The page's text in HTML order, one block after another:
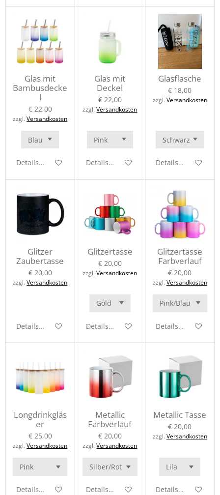
Glas mit
Bambusdecke
l
€ 22,00
zzgl.Versandkosten
Details anzeigen
Glas mit
Deckel
€ 22,00
zzgl.Versandkosten
Details anzeigen
Glasflasche
€ 18,00
zzgl. Versandkosten
Details anzeigen
Glitzer
Zaubertasse
€ 20,00
zzgl.Versandkosten
Details anzeigen
Glitzertasse
€ 20,00
zzgl.Versandkosten
Details anzeigen
Glitzertasse
Farbverlauf
€ 20,00
zzgl. Versandkosten
Details anzeigen
Longdrinkgläs
er
€ 25,00
zzgl.Versandkosten
Details anzeigen
Metallic
Farbverlauf
€ 20,00
zzgl.Versandkosten
Details anzeigen
Metallic Tasse
€ 20,00
zzgl. Versandkosten
Details anzeigen